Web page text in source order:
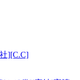
][C.C]